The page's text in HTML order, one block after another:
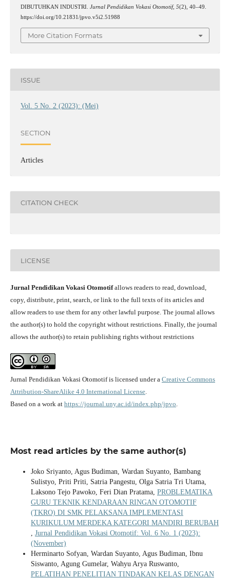
DIBUTUHKAN INDUSTRI. Jurnal Pendidikan Vokasi Otomotif, 5(2), 40–49.
https://doi.org/10.21831/jpvo.v5i2.51988
More Citation Formats
ISSUE
Vol. 5 No. 2 (2023): (Mei)
SECTION
Articles
CITATION CHECK
LICENSE
Jurnal Pendidikan Vokasi Otomotifallows readers to read, download,
copy, distribute, print, search, or link to the full texts of its articles and
allow readers to use them for any other lawful purpose. The journal allows
the author(s) to hold the copyright without restrictions. Finally, the journal
allows the author(s) to retain publishing rights without restrictions
Jurnal Pendidikan Vokasi Otomotif is licensed under a Creative Commons
Attribution-ShareAlike 4.0 International License.
Based on a work at https://journal.uny.ac.id/index.php/jpvo.
Most read articles by the same author(s)
Joko Sriyanto, Agus Budiman, Wardan Suyanto, Bambang
Sulistyo, Priti Priti, Satria Pangestu, Olga Satria Tri Utama,
Laksono Tejo Pawoko, Feri Dian Pratama, PROBLEMATIKA
GURU TEKNIK KENDARAAN RINGAN OTOMOTIF
(TKRO) DI SMK PELAKSANA IMPLEMENTASI
KURIKULUM MERDEKA KATEGORI MANDIRI BERUBAH
, Jurnal Pendidikan Vokasi Otomotif: Vol. 6 No. 1 (2023):
(November)
Herminarto Sofyan, Wardan Suyanto, Agus Budiman, Ibnu
Siswanto, Agung Gumelar, Wahyu Arya Ruswanto,
PELATIHAN PENELITIAN TINDAKAN KELAS DENGAN